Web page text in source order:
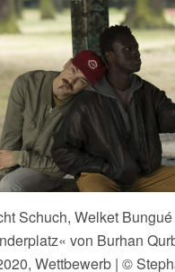
Schuch, Welket
von Burhan
Wettbewerb | ©